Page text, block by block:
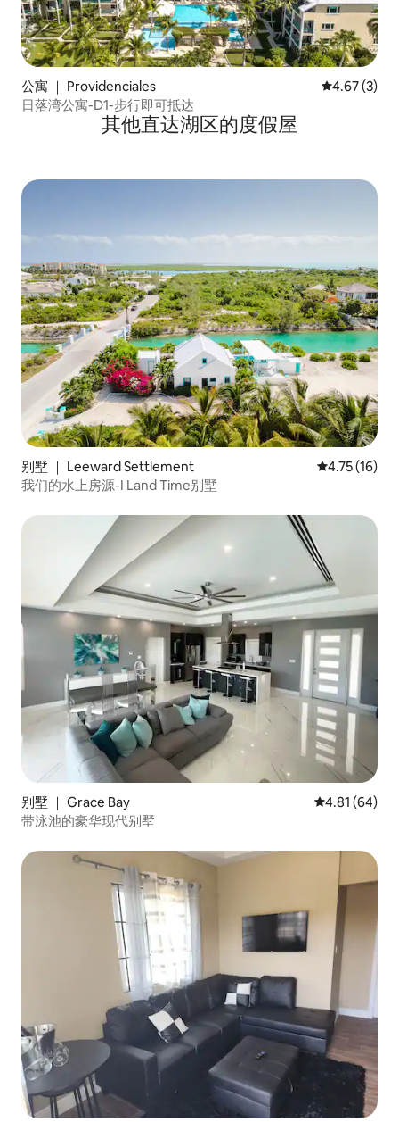
公寓 ｜ Providenciales 平均评分
4.67 (3)
日落湾公寓-D1-步行即可抵达
其他直达湖区的度假屋
别墅 ｜ Leeward Settlement 平均评分
4.75 (16)
我们的水上房源-I Land Time别墅
别墅 ｜ Grace Bay 平均评分
4.81 (64)
带泳池的豪华现代别墅